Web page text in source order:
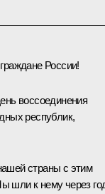
России!
воссоединения
республик,
страны с этим
шли к нему через